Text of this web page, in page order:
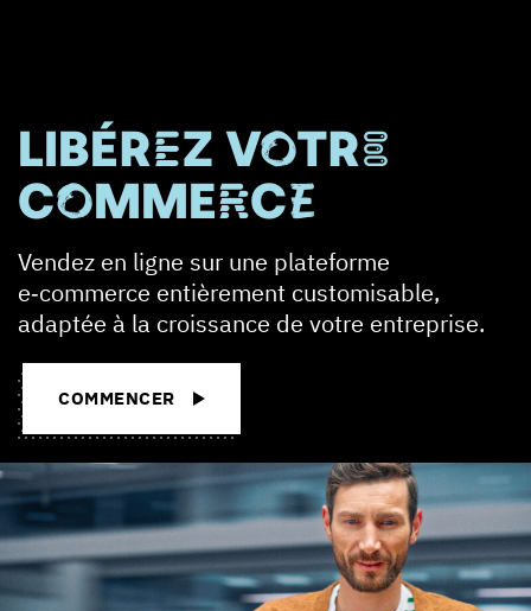
LIBÉREZ VOTRE
COMMERCE
Vendez en ligne sur une plateforme
e‑commerce entièrement customisable,
adaptée à la croissance de votre entreprise.
COMMENCER